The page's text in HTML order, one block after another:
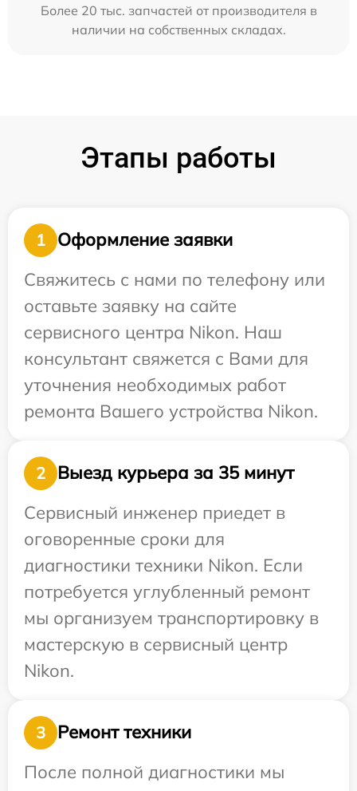
Более 20 тыс. запчастей от производителя в
наличии на собственных складах.
Этапы работы
1
Оформление заявки
Свяжитесь с нами по телефону или
оставьте заявку на сайте
сервисного центра Nikon. Наш
консультант свяжется с Вами для
уточнения необходимых работ
ремонта Вашего устройства Nikon.
2
Выезд курьера за 35 минут
Сервисный инженер приедет в
оговоренные сроки для
диагностики техники Nikon. Если
потребуется углубленный ремонт
мы организуем транспортировку в
мастерскую в сервисный центр
Nikon.
3
Ремонт техники
После полной диагностики мы